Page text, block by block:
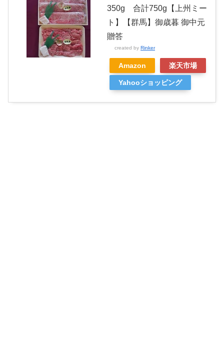
350g 合計750g【上州ミー
ト】【群馬】御歳暮 御中元
贈答
created by Rinker
Amazon 楽天市場
Yahooショッピング